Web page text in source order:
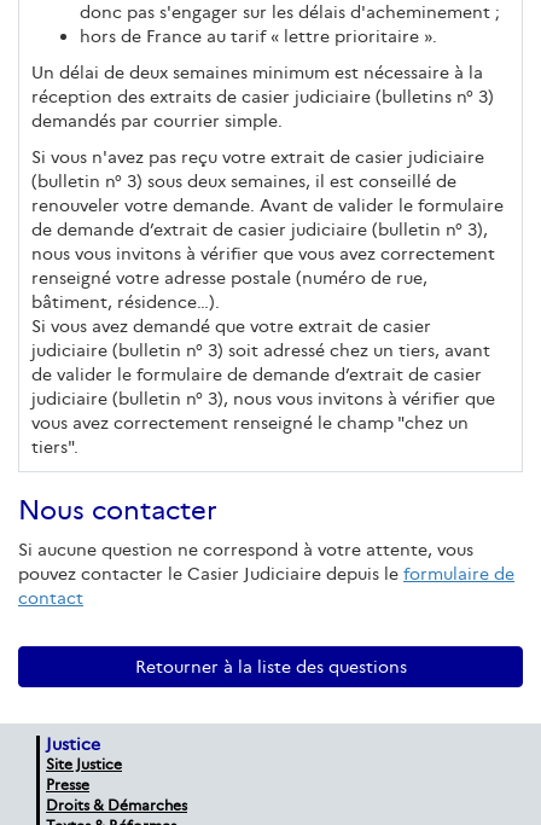
donc pas s'engager sur les délais d'acheminement ;
hors de France au tarif « lettre prioritaire ».
Un délai de deux semaines minimum est nécessaire à la
réception des extraits de casier judiciaire (bulletins n° 3)
demandés par courrier simple.
Si vous n'avez pas reçu votre extrait de casier judiciaire
(bulletin n° 3) sous deux semaines, il est conseillé de
renouveler votre demande. Avant de valider le formulaire
de demande d’extrait de casier judiciaire (bulletin n° 3),
nous vous invitons à vérifier que vous avez correctement
renseigné votre adresse postale (numéro de rue,
bâtiment, résidence…).
Si vous avez demandé que votre extrait de casier
judiciaire (bulletin n° 3) soit adressé chez un tiers, avant
de valider le formulaire de demande d’extrait de casier
judiciaire (bulletin n° 3), nous vous invitons à vérifier que
vous avez correctement renseigné le champ "chez un
tiers".
Nous contacter
Si aucune question ne correspond à votre attente, vous
pouvez contacter le Casier Judiciaire depuis le formulaire de
contact
Retourner à la liste des questions
Justice
Site Justice
Presse
Droits & Démarches